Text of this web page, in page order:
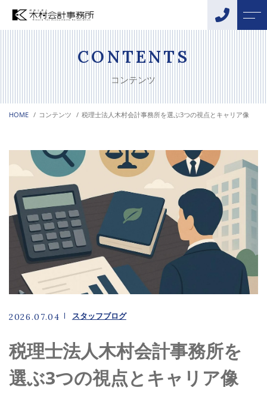
当事務所について
サポートメニュー
相続・贈与サポート
創業支援
融資サポート
DX化支援
事業承継・M&Aサポート
キャンペーン
アクセス
よくある質問
ニュース
コンテンツ
お電話でのお問い合わせ
027-363-1234
CONTENTS
コンテンツ
HOME コンテンツ 税理士法人木村会計事務所を選ぶ3つの視点とキャリア像
2026.07.04 スタッフブログ
税理士法人木村会計事務所を
選ぶ3つの視点とキャリア像